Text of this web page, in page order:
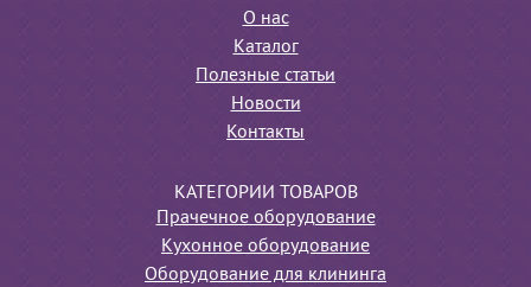
О нас
Каталог
Полезные статьи
Новости
Контакты
КАТЕГОРИИ ТОВАРОВ
Прачечное оборудование
Кухонное оборудование
Оборудование для клининга